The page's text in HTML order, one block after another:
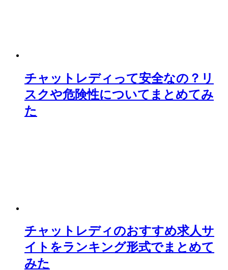
チャットレディって安全なの？リ
スクや危険性についてまとめてみ
た
チャットレディのおすすめ求人サ
イトをランキング形式でまとめて
みた